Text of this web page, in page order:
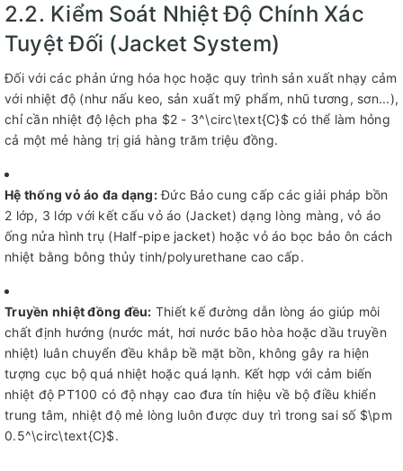
2.2. Kiểm Soát Nhiệt Độ Chính Xác
Tuyệt Đối (Jacket System)
Đối với các phản ứng hóa học hoặc quy trình sản xuất nhạy cảm
với nhiệt độ (như nấu keo, sản xuất mỹ phẩm, nhũ tương, sơn...),
chỉ cần nhiệt độ lệch pha $2 - 3^\circ\text{C}$ có thể làm hỏng
cả một mẻ hàng trị giá hàng trăm triệu đồng.
Hệ thống vỏ áo đa dạng:Đức Bảo cung cấp các giải pháp bồn
2 lớp, 3 lớp với kết cấu vỏ áo (Jacket) dạng lòng màng, vỏ áo
ống nửa hình trụ (Half-pipe jacket) hoặc vỏ áo bọc bảo ôn cách
nhiệt bằng bông thủy tinh/polyurethane cao cấp.
Truyền nhiệt đồng đều: Thiết kế đường dẫn lòng áo giúp môi
chất định hướng (nước mát, hơi nước bão hòa hoặc dầu truyền
nhiệt) luân chuyển đều khắp bề mặt bồn, không gây ra hiện
tượng cục bộ quá nhiệt hoặc quá lạnh. Kết hợp với cảm biến
nhiệt độ PT100 có độ nhạy cao đưa tín hiệu về bộ điều khiển
trung tâm, nhiệt độ mẻ lòng luôn được duy trì trong sai số $\pm
0.5^\circ\text{C}$.